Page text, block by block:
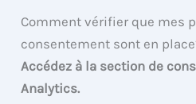
Comment vérifier que mes
consentement sont en
Accédez à la section de
Analytics.